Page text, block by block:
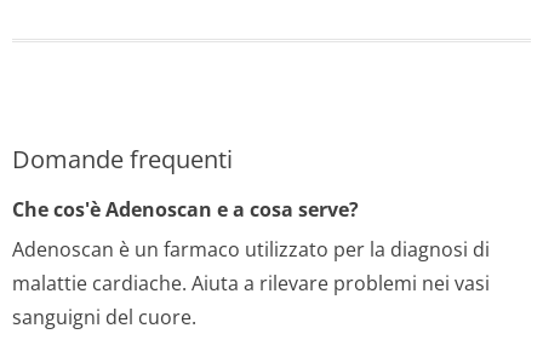
Domande frequenti
Che cos'è Adenoscan e a cosa serve?
Adenoscan è un farmaco utilizzato per la diagnosi di
malattie cardiache. Aiuta a rilevare problemi nei vasi
sanguigni del cuore.